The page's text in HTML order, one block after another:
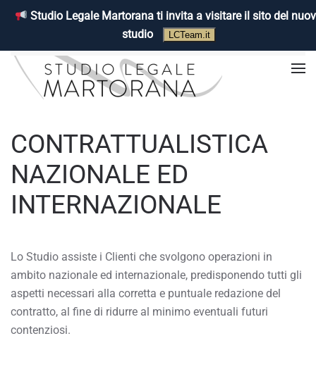
Studio Legale Martorana ti invita a visitare il sito del
studio
LCTeam.it
Passa al contenuto principale
CONTRATTUALISTICA
NAZIONALE ED
INTERNAZIONALE
Lo Studio assiste i Clienti che svolgono operazioni in
ambito nazionale ed internazionale, predisponendo tutti gli
aspetti necessari alla corretta e puntuale redazione del
contratto, al fine di ridurre al minimo eventuali futuri
contenziosi.